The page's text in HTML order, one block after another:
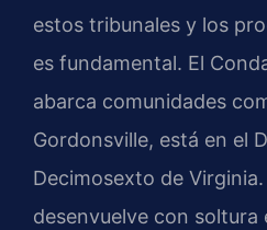
estos tribunales y los
es fundamental. El
abarca comunidades
Gordonsville, está en el
Decimosexto de
desenvuelve con